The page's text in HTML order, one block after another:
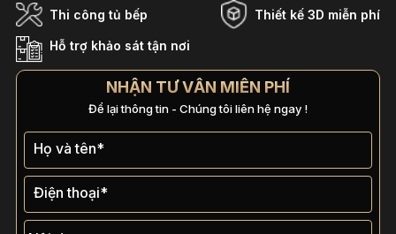
Thi công tủ bếp Thiết kế 3D miễn phí
Hỗ trợ khảo sát tận nơi
NHẬN TƯ VẤN MIỄN PHÍ
Để lại thông tin - Chúng tôi liên hệ ngay !